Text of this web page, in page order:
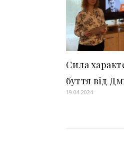
Сила
буття від
19.04.2024